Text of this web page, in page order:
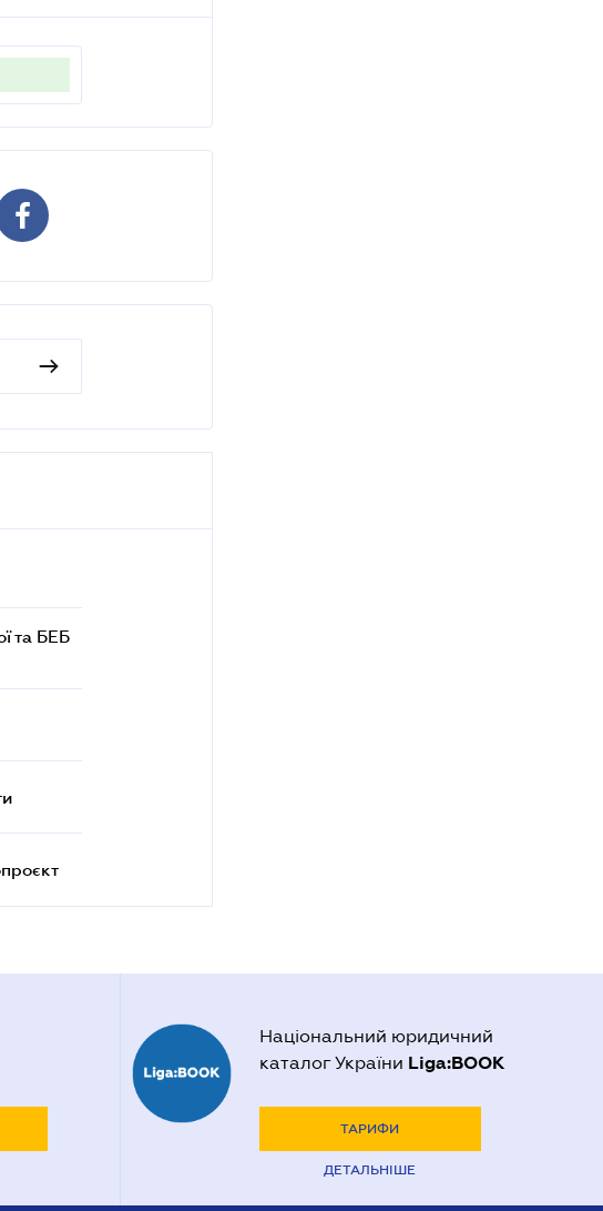
та БЕБ
Національний юридичний
каталог України Liga:BOOK
ТАРИФИ
ДЕТАЛЬНІШЕ